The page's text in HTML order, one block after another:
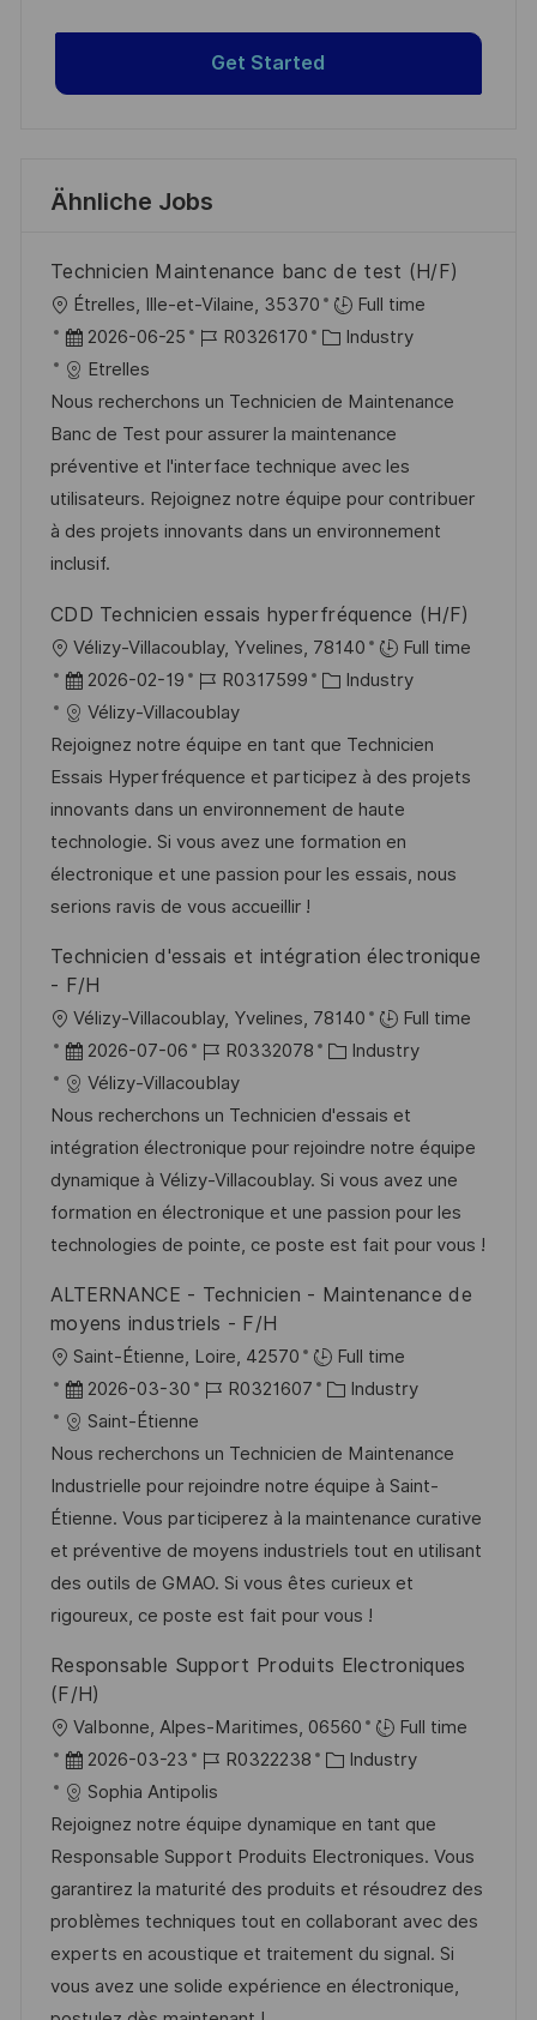
Get Started
Ähnliche Jobs
Technicien Maintenance banc de test (H/F)
O
r
t
Étrelles, Ille-et-Vilaine, 35370
Full time
D
a
t
u
m
d
e
r
e
r
ö
f
f
e
n
t
l
i
c
h
u
n
g
2026-06-25
J
b
-
I
D
R0326170
K
t
e
g
o
r
Industry
Etrelles
Nous recherchons un Technicien de Maintenance
Banc de Test pour assurer la maintenance
préventive et l'interface technique avec les
utilisateurs. Rejoignez notre équipe pour contribuer
à des projets innovants dans un environnement
inclusif.
CDD Technicien essais hyperfréquence (H/F)
O
r
t
Vélizy-Villacoublay, Yvelines, 78140
Full time
D
a
t
u
m
d
e
r
e
f
f
t
c
h
u
n
g
2026-02-19
J
o
b
-
D
R0317599
K
t
e
g
o
r
Industry
Vélizy-Villacoublay
Rejoignez notre équipe en tant que Technicien
Essais Hyperfréquence et participez à des projets
innovants dans un environnement de haute
technologie. Si vous avez une formation en
électronique et une passion pour les essais, nous
serions ravis de vous accueillir !
Technicien d'essais et intégration électronique
- F/H
O
r
t
Vélizy-Villacoublay, Yvelines, 78140
Full time
D
a
t
u
m
d
e
V
ö
f
i
c
h
u
n
g
2026-07-06
J
o
b
-
I
D
R0332078
K
t
e
g
o
r
e
Industry
Vélizy-Villacoublay
Nous recherchons un Technicien d'essais et
intégration électronique pour rejoindre notre équipe
dynamique à Vélizy-Villacoublay. Si vous avez une
formation en électronique et une passion pour les
technologies de pointe, ce poste est fait pour vous !
ALTERNANCE - Technicien - Maintenance de
moyens industriels - F/H
O
r
t
Saint-Étienne, Loire, 42570
Full time
D
a
t
u
m
d
e
r
e
f
f
e
2026-03-30
J
b
-
I
D
R0321607
K
t
e
g
o
i
Industry
Saint-Étienne
Nous recherchons un Technicien de Maintenance
Industrielle pour rejoindre notre équipe à Saint-
Étienne. Vous participerez à la maintenance curative
et préventive de moyens industriels tout en utilisant
des outils de GMAO. Si vous êtes curieux et
rigoureux, ce poste est fait pour vous !
Responsable Support Produits Electroniques
(F/H)
O
r
t
Valbonne, Alpes-Maritimes, 06560
Full time
D
a
t
u
m
d
e
r
2026-03-23
J
o
b
-
I
D
R0322238
K
t
e
g
o
r
i
Industry
Sophia Antipolis
Rejoignez notre équipe dynamique en tant que
Responsable Support Produits Electroniques. Vous
garantirez la maturité des produits et résoudrez des
problèmes techniques tout en collaborant avec des
experts en acoustique et traitement du signal. Si
vous avez une solide expérience en électronique,